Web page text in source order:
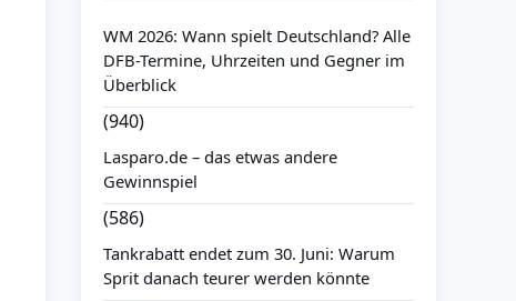
WM 2026: Wann spielt Deutschland? Alle
DFB-Termine, Uhrzeiten und Gegner im
Überblick
(940)
Lasparo.de – das etwas andere
Gewinnspiel
(586)
Tankrabatt endet zum 30. Juni: Warum
Sprit danach teurer werden könnte